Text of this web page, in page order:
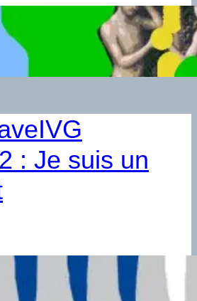
: Je suis un